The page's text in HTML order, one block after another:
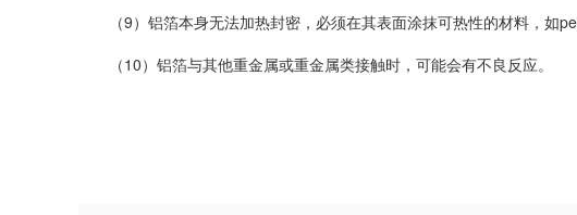
（9）铝箔本身无法加热封密，必须在其表面涂抹可热性的材料，如pe
（10）铝箔与其他重金属或重金属类接触时，可能会有不良反应。